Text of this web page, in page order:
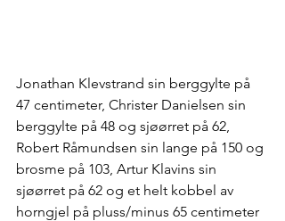
Jonathan Klevstrand sin berggylte på
47 centimeter, Christer Danielsen sin
berggylte på 48 og sjøørret på 62,
Robert Råmundsen sin lange på 150 og
brosme på 103, Artur Klavins sin
sjøørret på 62 og et helt kobbel av
horngjel på pluss/minus 65 centimeter